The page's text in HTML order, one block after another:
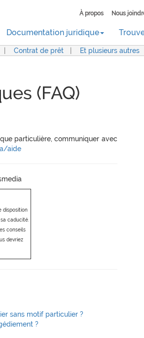
À propos Nous
Documentation juridique
Contrat de prêt Et plusieurs autres
(FAQ)
particulière, communiquer avec
aide
disposition
caducité.
conseils
devriez
sans motif particulier ?
?